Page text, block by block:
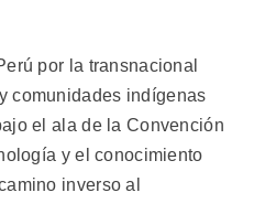
por la transnacional
comunidades indígenas
el ala de la Convención
y el conocimiento
inverso al